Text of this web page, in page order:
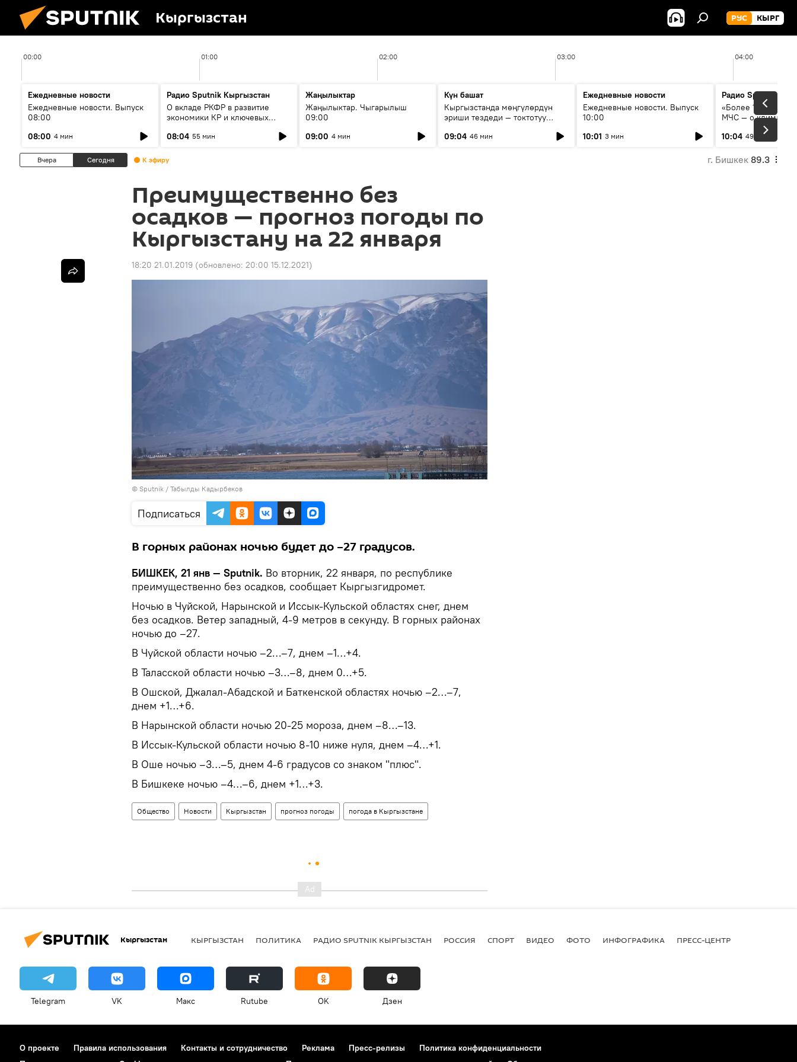
Кыргызстан РУС КЫРГ
00:00 01:00 02:00 03:00 04:00
Ежедневные новости
Ежедневные новости. Выпуск
08:00
08:00 4 мин
Радио Sputnik Кыргызстан
О вкладе РКФР в развитие
экономики КР и ключевых
08:04 55 мин
Жаңылыктар
Жаңылыктар. Чыгарылыш
09:00
09:00 4 мин
Күн башат
Кыргызстанда мөңгүлөрдүн
эриши тездеди — токтотуу
09:04 46 мин
Ежедневные новости
Ежедневные новости. Выпуск
10:00
10:01 3 мин
Радио Sputnik
«Более 1200 сёл в
МЧС — о климате,
системе
населения
10:04 49 мин
Вчера Сегодня К эфиру г. Бишкек 89.3
Преимущественно без
осадков — прогноз погоды по
Кыргызстану на 22 января
18:20 21.01.2019 (обновлено: 20:00 15.12.2021)
© Sputnik / Табылды Кадырбеков
Подписаться
В горных районах ночью будет до –27 градусов.
БИШКЕК, 21 янв — Sputnik. Во вторник, 22 января, по республике
преимущественно без осадков, сообщает Кыргызгидромет.
Ночью в Чуйской, Нарынской и Иссык-Кульской областях снег, днем
без осадков. Ветер западный, 4-9 метров в секунду. В горных районах
ночью до –27.
В Чуйской области ночью –2…–7, днем –1…+4.
В Таласской области ночью –3…–8, днем 0…+5.
В Ошской, Джалал-Абадской и Баткенской областях ночью –2…–7,
днем +1…+6.
В Нарынской области ночью 20-25 мороза, днем –8…–13.
В Иссык-Кульской области ночью 8-10 ниже нуля, днем –4…+1.
В Оше ночью –3…–5, днем 4-6 градусов со знаком "плюс".
В Бишкеке ночью –4…–6, днем +1…+3.
Общество Новости Кыргызстан прогноз погоды погода в Кыргызстане
Кыргызстан КЫРГЫЗСТАН ПОЛИТИКА РАДИО SPUTNIK КЫРГЫЗСТАН РОССИЯ СПОРТ ВИДЕО ФОТО ИНФОГРАФИКА ПРЕСС-ЦЕНТР
Telegram VK Макс Rutube OK Дзен
О проекте Правила использования Контакты и сотрудничество Реклама Пресс-релизы
Политика конфиденциальности